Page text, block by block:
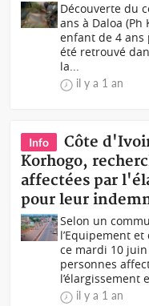
Découverte du
ans à Daloa (Ph
enfant de 4
été retrouvé
la...
il y a 1 an
Info
Côte
Korhogo,
affectées par
pour leur
Selon un
l’Equipement
ce mardi 10 juin
personnes
l’élargissement
il y a 1 an